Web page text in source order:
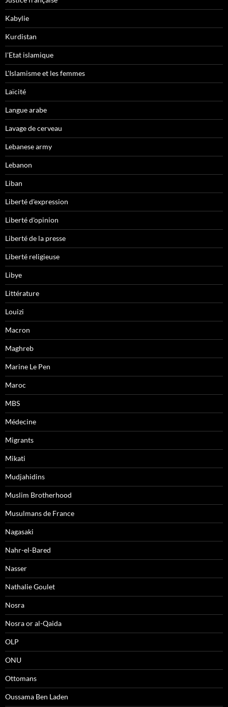
Kabylie
Kurdistan
l'Etat islamique
L'Islamisme et les femmes
Laïcité
Langue arabe
Lavage de cerveau
Lebanese army
Lebanon
Liban
Liberté d'expression
Liberté d'opinion
Liberté de la presse
Liberté religieuse
Libye
Littérature
Louizi
Macron
Maghreb
Marine Le Pen
Maroc
MBS
Médecine
Migrants
Mikati
Mudjahidins
Muslim Brotherhood
Musulmans de France
Nagasaki
Nahr-el-Bared
Nasser
Nathalie Goulet
Nosra
Nosra or al-Qaida
OLP
ONU
Ottomans
Oussama Ben Laden